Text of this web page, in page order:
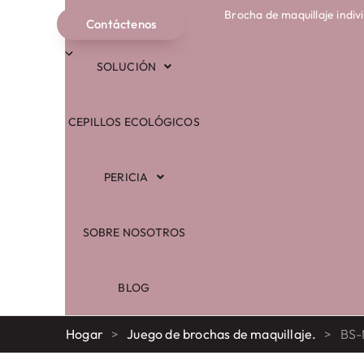
COMERCIO
SOLUCIÓN
CEPILLOS ECOLÓGICOS
PERICIA
SOBRE NOSOTROS
BLOG
Contáctenos
Español
Brocha de maquillaje
Hogar > Juego de brochas de maquillaje. >